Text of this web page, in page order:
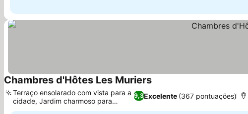
Chambres d'Hôtes Les Muriers
9,3Excelente (367 pontuações)
Terraço ensolarado com vista para a
cidade, Jardim charmoso para
relaxar